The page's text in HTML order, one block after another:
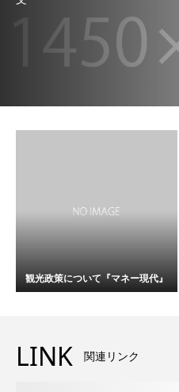
観光政策について『マネー現代』
LINK 関連リンク